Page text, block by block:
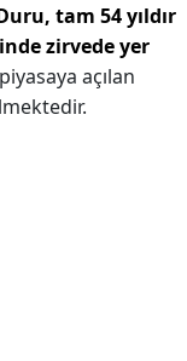
tam 54 yıldır
zirvede yer
açılan